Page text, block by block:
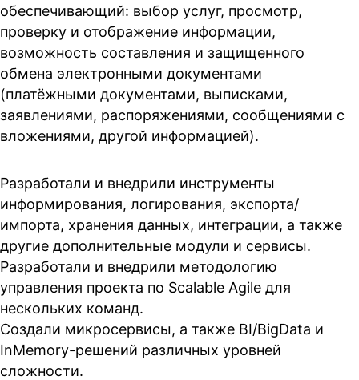
обеспечивающий: выбор услуг, просмотр,
проверку и отображение информации,
возможность составления и защищенного
обмена электронными документами
(платёжными документами, выписками,
заявлениями, распоряжениями, сообщениями с
вложениями, другой информацией).
Разработали и внедрили инструменты
информирования, логирования, экспорта/
импорта, хранения данных, интеграции, а также
другие дополнительные модули и сервисы.
Разработали и внедрили методологию
управления проекта по Scalable Agile для
нескольких команд.
Создали микросервисы, а также BI/BigData и
InMemory-решений различных уровней
сложности.